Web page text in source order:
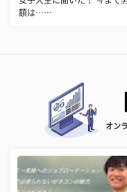
額は……
オン